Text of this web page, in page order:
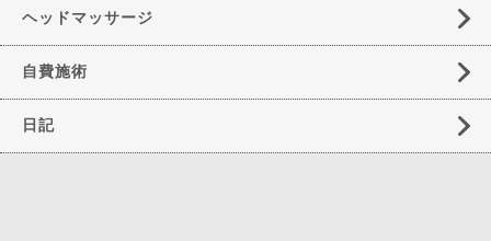
ヘッドマッサージ
自費施術
日記